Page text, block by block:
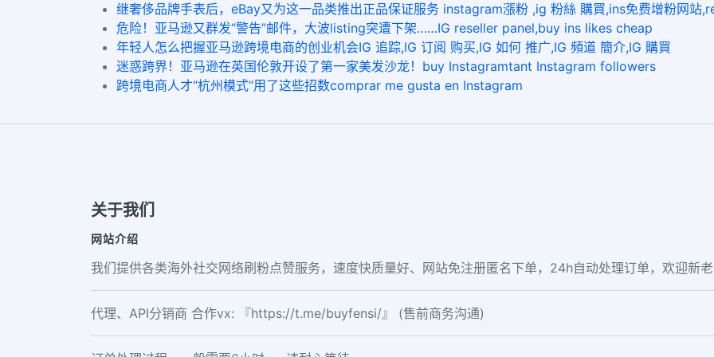
继奢侈品牌手表后，eBay又为这一品类推出正品保证服务 instagram漲粉 ,ig 粉絲 購買,ins免费增粉网站
危险！亚马逊又群发“警告”邮件，大波listing突遭下架……IG reseller panel,buy ins likes cheap
年轻人怎么把握亚马逊跨境电商的创业机会IG 追踪,IG 订阅 购买,IG 如何 推广,IG 頻道 簡介,IG 購買
迷惑跨界！亚马逊在英国伦敦开设了第一家美发沙龙！buy Instagramtant Instagram followers
跨境电商人才“杭州模式”用了这些招数comprar me gusta en Instagram
关于我们
网站介绍
我们提供各类海外社交网络刷粉点赞服务，速度快质量好、网站免注册匿名下单，24h自动处理订单，欢迎新老
代理、API分销商 合作vx: 『https://t.me/buyfensi/』 (售前商务沟通)